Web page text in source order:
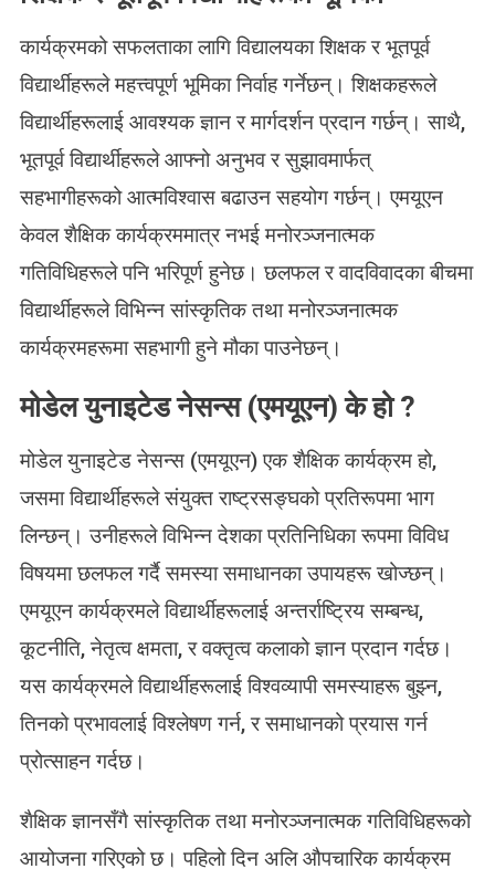
कार्यक्रमको सफलताका लागि विद्यालयका शिक्षक र भूतपूर्व
विद्यार्थीहरूले महत्त्वपूर्ण भूमिका निर्वाह गर्नेछन्। शिक्षकहरूले
विद्यार्थीहरूलाई आवश्यक ज्ञान र मार्गदर्शन प्रदान गर्छन्। साथै,
भूतपूर्व विद्यार्थीहरूले आफ्नो अनुभव र सुझावमार्फत्
सहभागीहरूको आत्मविश्वास बढाउन सहयोग गर्छन्। एमयूएन
केवल शैक्षिक कार्यक्रममात्र नभई मनोरञ्जनात्मक
गतिविधिहरूले पनि भरिपूर्ण हुनेछ। छलफल र वादविवादका बीचमा
विद्यार्थीहरूले विभिन्न सांस्कृतिक तथा मनोरञ्जनात्मक
कार्यक्रमहरूमा सहभागी हुने मौका पाउनेछन्।
मोडेल युनाइटेड नेसन्स (एमयूएन) के हो ?
मोडेल युनाइटेड नेसन्स (एमयूएन) एक शैक्षिक कार्यक्रम हो,
जसमा विद्यार्थीहरूले संयुक्त राष्ट्रसङ्घको प्रतिरूपमा भाग
लिन्छन्। उनीहरूले विभिन्न देशका प्रतिनिधिका रूपमा विविध
विषयमा छलफल गर्दै समस्या समाधानका उपायहरू खोज्छन्।
एमयूएन कार्यक्रमले विद्यार्थीहरूलाई अन्तर्राष्ट्रिय सम्बन्ध,
कूटनीति, नेतृत्व क्षमता, र वक्तृत्व कलाको ज्ञान प्रदान गर्दछ।
यस कार्यक्रमले विद्यार्थीहरूलाई विश्वव्यापी समस्याहरू बुझ्न,
तिनको प्रभावलाई विश्लेषण गर्न, र समाधानको प्रयास गर्न
प्रोत्साहन गर्दछ।
शैक्षिक ज्ञानसँगै सांस्कृतिक तथा मनोरञ्जनात्मक गतिविधिहरूको
आयोजना गरिएको छ। पहिलो दिन अलि औपचारिक कार्यक्रम